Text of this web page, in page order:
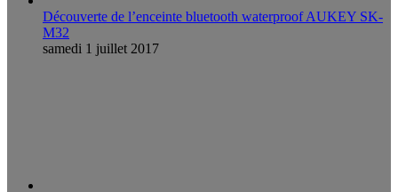
Découverte de l’enceinte bluetooth waterproof AUKEY SK-
M32
samedi 1 juillet 2017